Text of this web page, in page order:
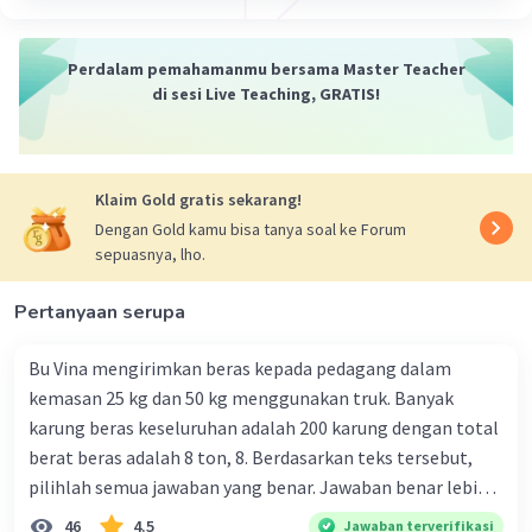
Perdalam pemahamanmu bersama Master Teacher
di sesi Live Teaching, GRATIS!
Klaim Gold gratis sekarang!
Dengan Gold kamu bisa tanya soal ke Forum
sepuasnya, lho.
Pertanyaan serupa
Bu Vina mengirimkan beras kepada pedagang dalam
kemasan 25 kg dan 50 kg menggunakan truk. Banyak
karung beras keseluruhan adalah 200 karung dengan total
berat beras adalah 8 ton, 8. Berdasarkan teks tersebut,
pilihlah semua jawaban yang benar. Jawaban benar lebih
dari satu. Banyak karung beras kemasan 25 kg adalah 50
46 4.5 Jawaban terverifikasi